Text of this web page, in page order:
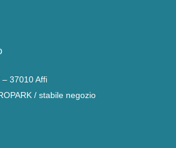
37010 Affi
/ stabile negozio